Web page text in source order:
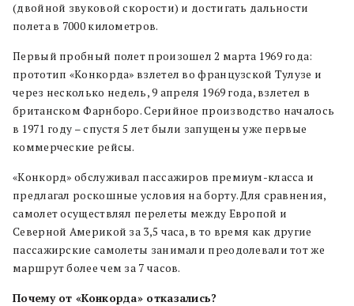
(двойной звуковой скорости) и достигать дальности
полета в 7000 километров.
Первый пробный полет произошел 2 марта 1969 года:
прототип «Конкорда» взлетел во французской Тулузе и
через несколько недель, 9 апреля 1969 года, взлетел в
британском Фарнборо. Серийное производство началось
в 1971 году – спустя 5 лет были запущены уже первые
коммерческие рейсы.
«Конкорд» обслуживал пассажиров премиум-класса и
предлагал роскошные условия на борту. Для сравнения,
самолет осуществлял перелеты между Европой и
Северной Америкой за 3,5 часа, в то время как другие
пассажирские самолеты занимали преодолевали тот же
маршрут более чем за 7 часов.
Почему от «Конкорда» отказались?